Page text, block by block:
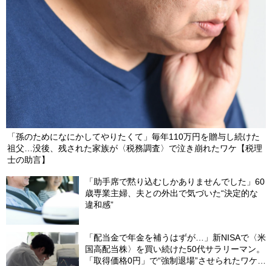
【第352回】 「やりやがったな！」離婚後、年金機構から届い
た“衝撃の封書”…年金300万円・65歳夫だけを老後破産危機に陥
らせた、年下妻からの容赦ない一撃【FPが解説】
2026/07/25
「孫のためになにかしてやりたくて」毎年110万円を贈与し続けた
祖父…没後、残された家族が〈税務調査〉で泣き崩れたワケ【税理
士の助言】
「助手席で黙り込むしかありませんでした」60
歳専業主婦、夫との外出で気づいた“決定的な
違和感”
「配当金で年金を補うはずが…」新NISAで〈米
国高配当株〉を買い続けた50代サラリーマン。
「取得価格0円」で“強制退場”させられたワケ